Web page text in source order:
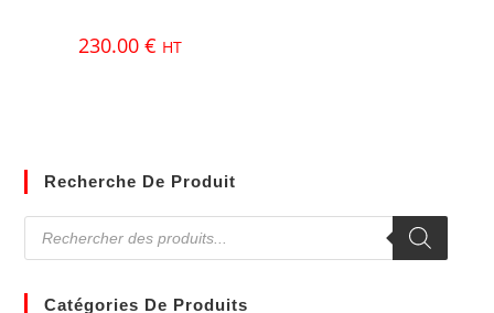
230.00€ HT
Recherche De Produit
Catégories De Produits